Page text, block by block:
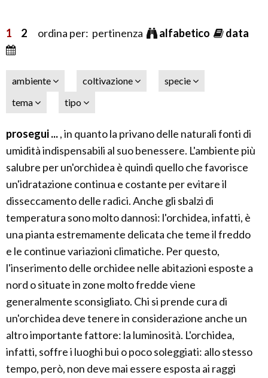
1 2 ordina per: pertinenza alfabetico data
ambiente coltivazione
specie
tema
tipo
prosegui ..., in quanto la privano delle naturali fonti di
umidità indispensabili al suo benessere. L'ambiente più
salubre per un'orchidea è quindi quello che favorisce
un'idratazione continua e costante per evitare il
disseccamento delle radici. Anche gli sbalzi di
temperatura sono molto dannosi: l'orchidea, infatti, è
una pianta estremamente delicata che teme il freddo
e le continue variazioni climatiche. Per questo,
l'inserimento delle orchidee nelle abitazioni esposte a
nord o situate in zone molto fredde viene
generalmente sconsigliato. Chi si prende cura di
un'orchidea deve tenere in considerazione anche un
altro importante fattore: la luminosità. L'orchidea,
infatti, soffre i luoghi bui o poco soleggiati: allo stesso
tempo, però, non deve mai essere esposta ai raggi